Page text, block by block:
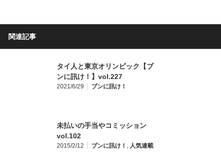
関連記事
タイ人と東京オリンピック【ブ
ンに訊け！】vol.227
2021/6/29 ブンに訊け！
未払いの手当やコミッション
vol.102
2015/2/12 ブンに訊け！ , 人気連載